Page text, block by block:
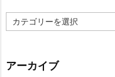
テ
ー
アーカイブ